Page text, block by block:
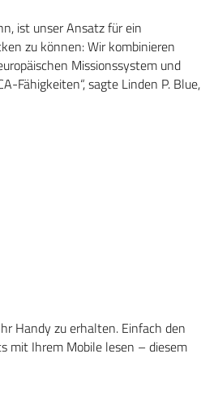
ist unser Ansatz für ein
zu können: Wir kombinieren
Missionssystem und
Fähigkeiten“, sagte Linden P. Blue,
Handy zu erhalten. Einfach den
mit Ihrem Mobile lesen – diesem